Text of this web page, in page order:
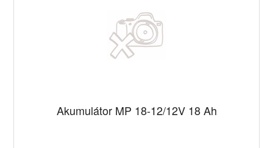
Akumulátor MP 18-12/12V 18 Ah